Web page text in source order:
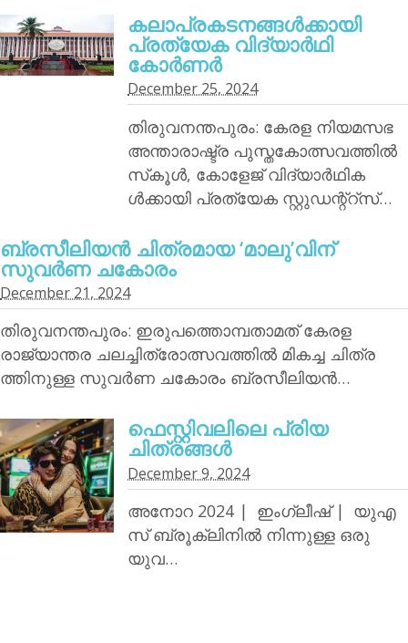
കലാപ്രകടനങ്ങള്‍ക്കായി
പ്രത്യേക വിദ്യാര്‍ഥി
കോര്‍ണര്‍
December 25, 2024
തിരുവനന്തപുരം: കേരള നിയമസഭ
അന്താരാഷ്ട്ര പുസ്തകോത്സവത്തില്‍
സ്‌കൂള്‍, കോളേജ് വിദ്യാര്‍ഥിക
ള്‍ക്കായി പ്രത്യേക സ്റ്റുഡന്റ്‌റ്‌സ്…
ബ്രസീലിയന്‍ ചിത്രമായ ‘മാലു’വിന്
സുവര്‍ണ ചകോരം
December 21, 2024
തിരുവനന്തപുരം: ഇരുപത്തൊമ്പതാമത് കേരള
രാജ്യാന്തര ചലച്ചിത്രോത്സവത്തില്‍ മികച്ച ചിത്ര
ത്തിനുള്ള സുവര്‍ണ ചകോരം ബ്രസീലിയന്‍…
ഫെസ്റ്റിവലിലെ പ്രിയ
ചിത്രങ്ങള്‍
December 9, 2024
അനോറ 2024 | ഇംഗ്ലീഷ് | യുഎ
സ് ബ്രൂക്ലിനില്‍ നിന്നുള്ള ഒരു
യുവ…